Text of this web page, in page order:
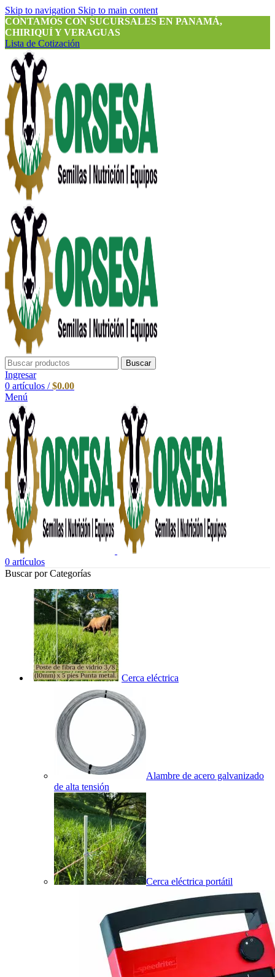
Skip to navigation Skip to main content
CONTAMOS CON SUCURSALES EN PANAMÁ,
CHIRIQUÍ Y VERAGUAS
Lista de Cotización
Buscar
Ingresar
0 artículos / $0.00
Menú
0 artículos
Buscar por Categorías
Cerca eléctrica
Alambre de acero galvanizado
de alta tensión
Cerca eléctrica portátil